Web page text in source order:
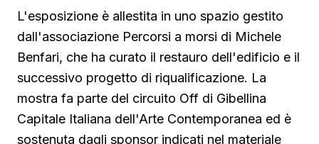
L'esposizione è allestita in uno spazio gestito
dall'associazione Percorsi a morsi di Michele
Benfari, che ha curato il restauro dell'edificio e il
successivo progetto di riqualificazione. La
mostra fa parte del circuito Off di Gibellina
Capitale Italiana dell'Arte Contemporanea ed è
sostenuta dagli sponsor indicati nel materiale